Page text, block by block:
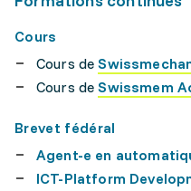
Cours
Cours de
Cours deSwissmem
Brevet fédéral
Agent-e en
ICT-Platform